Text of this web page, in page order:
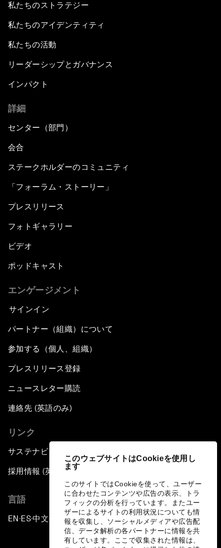
このウェブサイトはCookieを使用し
ます
このサイトではCookieを使って、ユーザー
に合わせたコンテンツや広告の表示、トラ
フィックの分析を行っています。またユー
ザーによるサイトの利用状況についても情
報を収集し、ソーシャルメディアや広告配
信、データ解析の各パートナーに情報を共
有しています。ここで収集された情報は、
私たちのストラテジー
私たちのアイデンティティ
私たちの活動
リーダーシップとガバナンス
インパクト
詳細
センター（部門）
会合
ステークホルダーのコミュニティ
「フォーラム・ストーリー」
プレスリリース
フォトギャラリー
ビデオ
ポッドキャスト
エンゲージメント
サインイン
パートナー（組織）について
参加する（個人、組織）
プレスリリース登録
ニュースレター購読
連絡先 (英語のみ)
リンク
サステナビリティへの取り組み
採用情報 (英語のみ)
言語
EN ▪ ES▪中文▪ 日本語